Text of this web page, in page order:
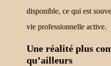
disponible, ce qui est
vie professionnelle active.
Une réalité plus
qu’ailleurs